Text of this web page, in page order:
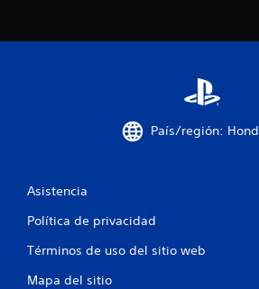
País/región:
Asistencia
Política de privacidad
Términos de uso del sitio web
Mapa del sitio